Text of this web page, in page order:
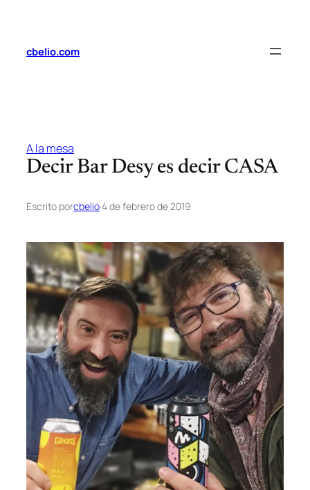
contenido
cbelio.com
A la mesa
Decir Bar Desy es decir CASA
Escrito porcbelio·4 de febrero de 2019